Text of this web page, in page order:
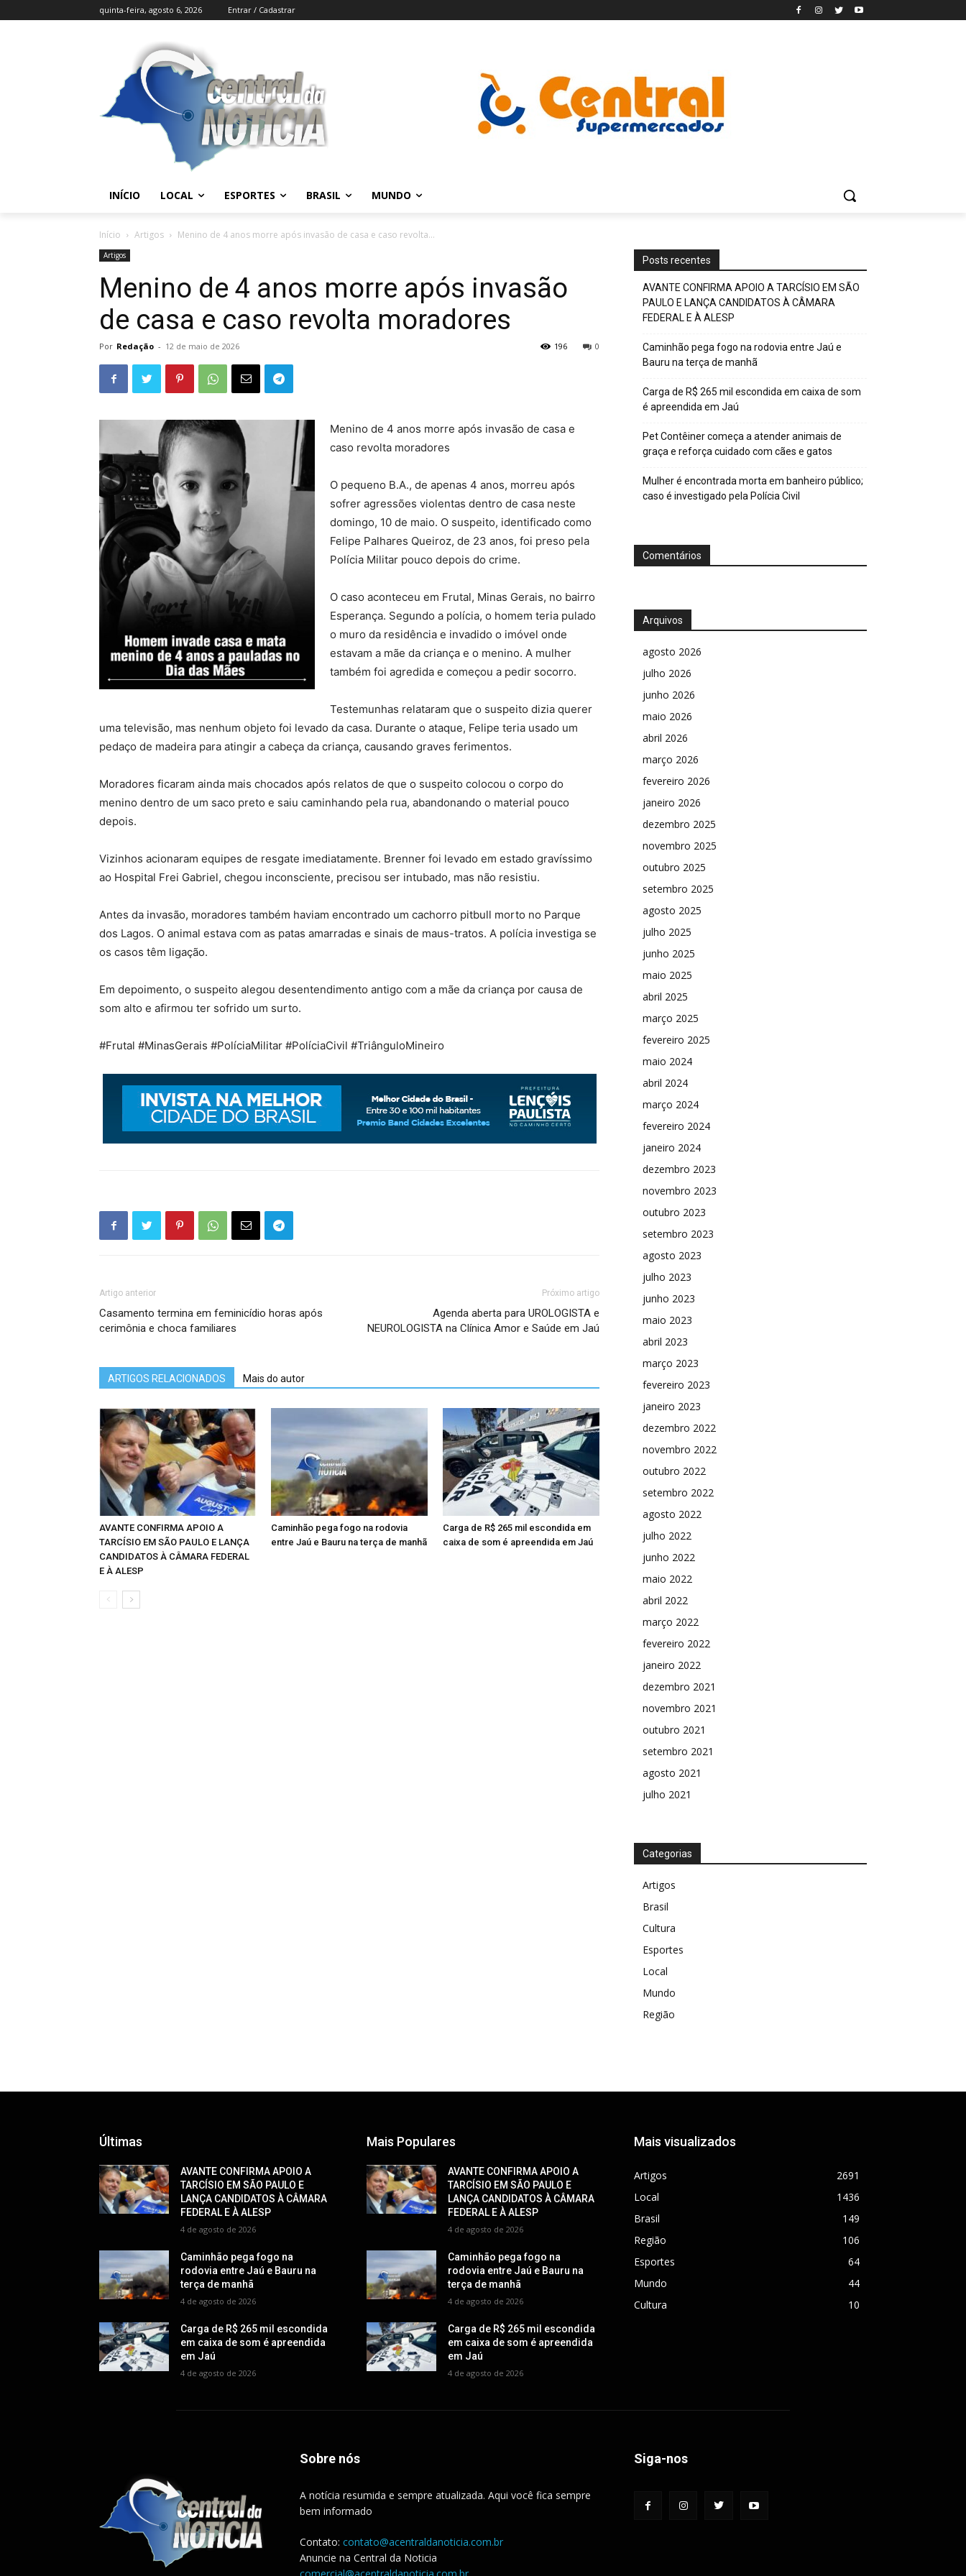
quinta-feira, agosto 6, 2026 Entrar / Cadastrar
INÍCIO LOCAL ESPORTES BRASIL MUNDO
Início Artigos Menino de 4 anos morre após invasão de casa e caso revolta...
Artigos
Menino de 4 anos morre após invasão
de casa e caso revolta moradores
Por Redação - 12 de maio de 2026 0
196
Menino de 4 anos morre após invasão de casa e
caso revolta moradores
O pequeno B.A., de apenas 4 anos, morreu após
sofrer agressões violentas dentro de casa neste
domingo, 10 de maio. O suspeito, identificado como
Felipe Palhares Queiroz, de 23 anos, foi preso pela
Polícia Militar pouco depois do crime.
O caso aconteceu em Frutal, Minas Gerais, no bairro
Esperança. Segundo a polícia, o homem teria pulado
o muro da residência e invadido o imóvel onde
estavam a mãe da criança e o menino. A mulher
também foi agredida e começou a pedir socorro.
Testemunhas relataram que o suspeito dizia querer
uma televisão, mas nenhum objeto foi levado da casa. Durante o ataque, Felipe teria usado um
pedaço de madeira para atingir a cabeça da criança, causando graves ferimentos.
Moradores ficaram ainda mais chocados após relatos de que o suspeito colocou o corpo do
menino dentro de um saco preto e saiu caminhando pela rua, abandonando o material pouco
depois.
Vizinhos acionaram equipes de resgate imediatamente. Brenner foi levado em estado gravíssimo
ao Hospital Frei Gabriel, chegou inconsciente, precisou ser intubado, mas não resistiu.
Antes da invasão, moradores também haviam encontrado um cachorro pitbull morto no Parque
dos Lagos. O animal estava com as patas amarradas e sinais de maus-tratos. A polícia investiga se
os casos têm ligação.
Em depoimento, o suspeito alegou desentendimento antigo com a mãe da criança por causa de
som alto e afirmou ter sofrido um surto.
#Frutal #MinasGerais #PolíciaMilitar #PolíciaCivil #TriânguloMineiro
Artigo anterior
Casamento termina em feminicídio horas após
cerimônia e choca familiares
Próximo artigo
Agenda aberta para UROLOGISTA e
NEUROLOGISTA na Clínica Amor e Saúde em Jaú
ARTIGOS RELACIONADOS Mais do autor
AVANTE CONFIRMA APOIO A
TARCÍSIO EM SÃO PAULO E LANÇA
CANDIDATOS À CÂMARA FEDERAL
E À ALESP
Caminhão pega fogo na rodovia
entre Jaú e Bauru na terça de manhã
Carga de R$ 265 mil escondida em
caixa de som é apreendida em Jaú
Posts recentes
AVANTE CONFIRMA APOIO A TARCÍSIO EM SÃO
PAULO E LANÇA CANDIDATOS À CÂMARA
FEDERAL E À ALESP
Caminhão pega fogo na rodovia entre Jaú e
Bauru na terça de manhã
Carga de R$ 265 mil escondida em caixa de som
é apreendida em Jaú
Pet Contêiner começa a atender animais de
graça e reforça cuidado com cães e gatos
Mulher é encontrada morta em banheiro público;
caso é investigado pela Polícia Civil
Comentários
Arquivos
agosto 2026
julho 2026
junho 2026
maio 2026
abril 2026
março 2026
fevereiro 2026
janeiro 2026
dezembro 2025
novembro 2025
outubro 2025
setembro 2025
agosto 2025
julho 2025
junho 2025
maio 2025
abril 2025
março 2025
fevereiro 2025
maio 2024
abril 2024
março 2024
fevereiro 2024
janeiro 2024
dezembro 2023
novembro 2023
outubro 2023
setembro 2023
agosto 2023
julho 2023
junho 2023
maio 2023
abril 2023
março 2023
fevereiro 2023
janeiro 2023
dezembro 2022
novembro 2022
outubro 2022
setembro 2022
agosto 2022
julho 2022
junho 2022
maio 2022
abril 2022
março 2022
fevereiro 2022
janeiro 2022
dezembro 2021
novembro 2021
outubro 2021
setembro 2021
agosto 2021
julho 2021
Categorias
Artigos
Brasil
Cultura
Esportes
Local
Mundo
Região
Últimas
AVANTE CONFIRMA APOIO A
TARCÍSIO EM SÃO PAULO E
LANÇA CANDIDATOS À CÂMARA
FEDERAL E À ALESP
4 de agosto de 2026
Caminhão pega fogo na
rodovia entre Jaú e Bauru na
terça de manhã
4 de agosto de 2026
Carga de R$ 265 mil escondida
em caixa de som é apreendida
em Jaú
4 de agosto de 2026
Mais Populares
AVANTE CONFIRMA APOIO A
TARCÍSIO EM SÃO PAULO E
LANÇA CANDIDATOS À CÂMARA
FEDERAL E À ALESP
4 de agosto de 2026
Caminhão pega fogo na
rodovia entre Jaú e Bauru na
terça de manhã
4 de agosto de 2026
Carga de R$ 265 mil escondida
em caixa de som é apreendida
em Jaú
4 de agosto de 2026
Mais visualizados
Artigos
2691
Local
1436
Brasil
149
Região
106
Esportes
64
Mundo
44
Cultura
10
Sobre nós
A notícia resumida e sempre atualizada. Aqui você fica sempre
bem informado
Contato: contato@acentraldanoticia.com.br
Anuncie na Central da Noticia
Siga-nos